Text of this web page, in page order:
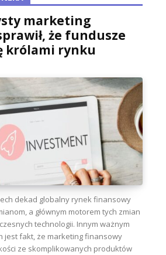
marketing
że fundusze
królami rynku
dekad globalny rynek finansowy
a głównym motorem tych zmian
technologii. Innym ważnym
jest fakt, że marketing finansowy
ze skomplikowanych produktów